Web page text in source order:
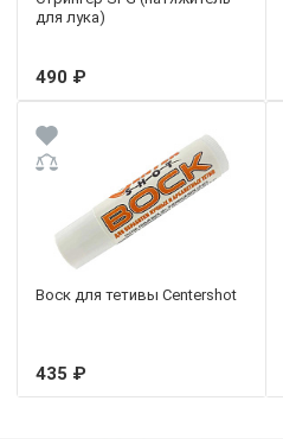
для лука)
490 ₽
Воск для тетивы Centershot
435 ₽